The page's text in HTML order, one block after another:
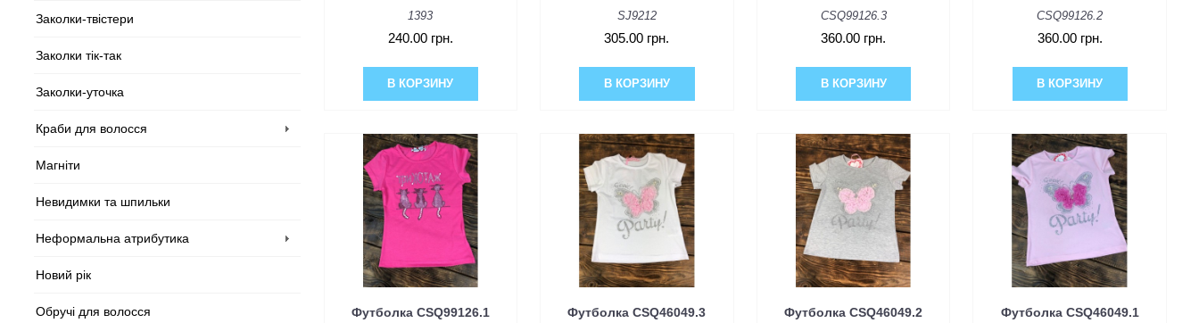
Заколки-твістери
Заколки тік-так
Заколки-уточка
Краби для волосся
Магніти
Невидимки та шпильки
Неформальна атрибутика
Новий рік
Обручі для волосся
1393
240.00 грн.
В КОРЗИНУ
SJ9212
305.00 грн.
В КОРЗИНУ
CSQ99126.3
360.00 грн.
В КОРЗИНУ
CSQ99126.2
360.00 грн.
В КОРЗИНУ
Футболка CSQ99126.1 Футболка CSQ46049.3 Футболка CSQ46049.2 Футболка CSQ46049.1